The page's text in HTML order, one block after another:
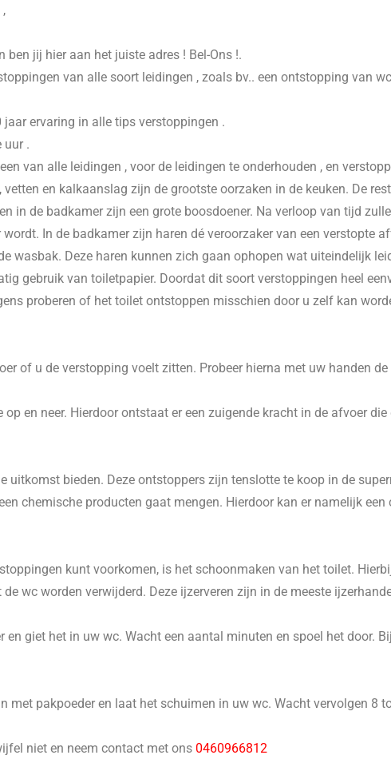
ben jij hier aan het juiste adres ! Bel-Ons !.
van alle soort leidingen , zoals bv.. een ontstopping van
ervaring in alle tips verstoppingen .
uur .
van alle leidingen , voor de leidingen te onderhouden , en
en kalkaanslag zijn de grootste oorzaken in de keuken. De
in de badkamer zijn een grote boosdoener. Na verloop van tijd
In de badkamer zijn haren dé veroorzaker van een verstopte
wasbak. Deze haren kunnen zich gaan ophopen wat uiteindelijk
gebruik van toiletpapier. Doordat dit soort verstoppingen heel
proberen of het toilet ontstoppen misschien door u zelf kan
of u de verstopping voelt zitten. Probeer hierna met uw handen
en neer. Hierdoor ontstaat er een zuigende kracht in de afvoer
uitkomst bieden. Deze ontstoppers zijn tenslotte te koop in de
chemische producten gaat mengen. Hierdoor kan er namelijk
kunt voorkomen, is het schoonmaken van het toilet.
wc worden verwijderd. Deze ijzerveren zijn in de meeste
giet het in uw wc. Wacht een aantal minuten en spoel het door.
pakpoeder en laat het schuimen in uw wc. Wacht vervolgen 8
niet en neem contact met ons 0460966812